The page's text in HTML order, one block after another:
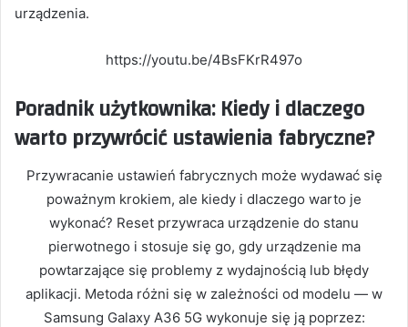
urządzenia.
https://youtu.be/4BsFKrR497o
Poradnik użytkownika: Kiedy i dlaczego
warto przywrócić ustawienia fabryczne?
Przywracanie ustawień fabrycznych może wydawać się
poważnym krokiem, ale kiedy i dlaczego warto je
wykonać? Reset przywraca urządzenie do stanu
pierwotnego i stosuje się go, gdy urządzenie ma
powtarzające się problemy z wydajnością lub błędy
aplikacji. Metoda różni się w zależności od modelu — w
Samsung Galaxy A36 5G wykonuje się ją poprzez: